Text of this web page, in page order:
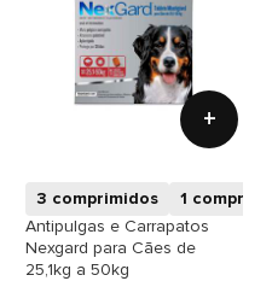
+
3 comprimidos
1
Antipulgas e Carrapatos
Nexgard para Cães de
25,1kg a 50kg